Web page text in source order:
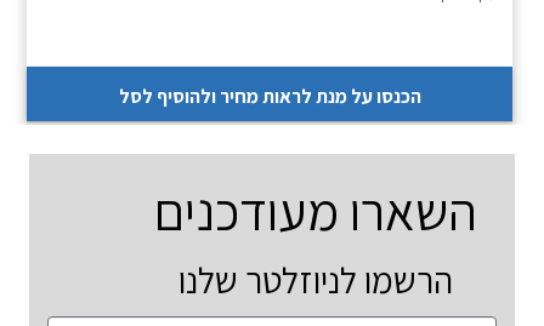
הכנסו על מנת לראות מחיר ולהוסיף לסל
השארו מעודכנים
הרשמו לניוזלטר שלנו